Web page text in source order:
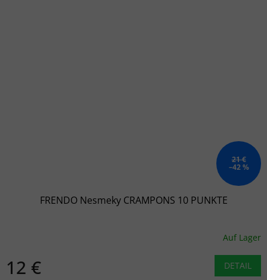
21 €
–42 %
FRENDO Nesmeky CRAMPONS 10 PUNKTE
Auf Lager
12 € DETAIL